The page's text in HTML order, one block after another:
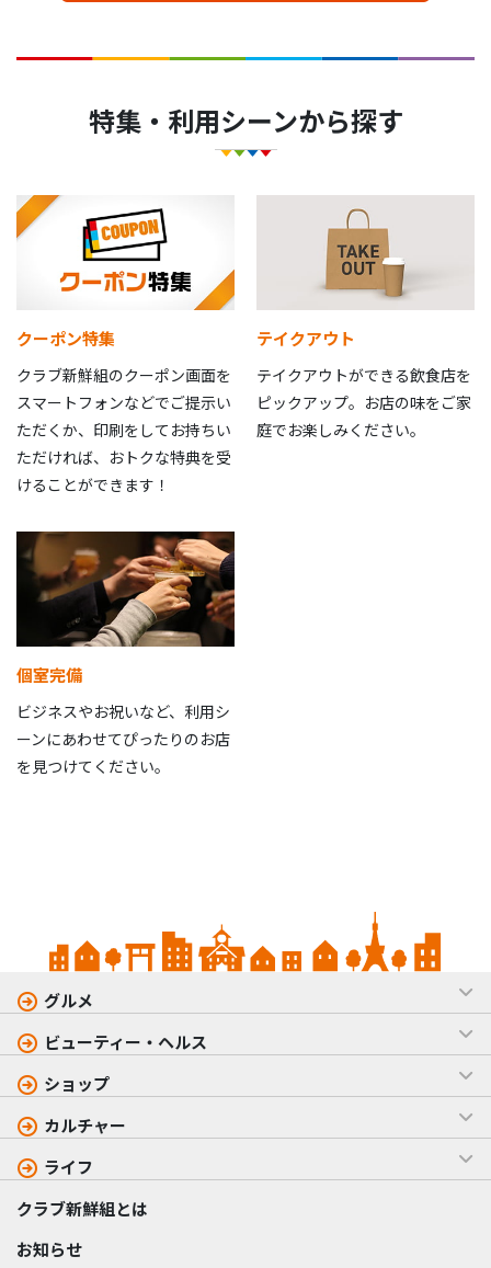
特集・利用シーンから探す
クーポン特集
クラブ新鮮組のクーポン画面を
スマートフォンなどでご提示い
ただくか、印刷をしてお持ちい
ただければ、おトクな特典を受
けることができます！
テイクアウト
テイクアウトができる飲食店を
ピックアップ。お店の味をご家
庭でお楽しみください。
個室完備
ビジネスやお祝いなど、利用シ
ーンにあわせてぴったりのお店
を見つけてください。
グルメ
ビューティー・ヘルス
ショップ
カルチャー
ライフ
クラブ新鮮組とは
お知らせ